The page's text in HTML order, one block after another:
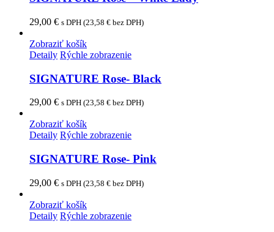
29,00 € s DPH (23,58 € bez DPH)
Zobraziť košík
Detaily Rýchle zobrazenie
SIGNATURE Rose- Black
29,00 € s DPH (23,58 € bez DPH)
Zobraziť košík
Detaily Rýchle zobrazenie
SIGNATURE Rose- Pink
29,00 € s DPH (23,58 € bez DPH)
Zobraziť košík
Detaily Rýchle zobrazenie